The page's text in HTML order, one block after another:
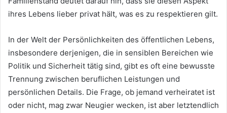
ihres Lebens lieber privat hält, was es zu respektieren gilt.
In der Welt der Persönlichkeiten des öffentlichen Lebens,
insbesondere derjenigen, die in sensiblen Bereichen wie
Politik und Sicherheit tätig sind, gibt es oft eine bewusste
Trennung zwischen beruflichen Leistungen und
persönlichen Details. Die Frage, ob jemand verheiratet ist
oder nicht, mag zwar Neugier wecken, ist aber letztendlich